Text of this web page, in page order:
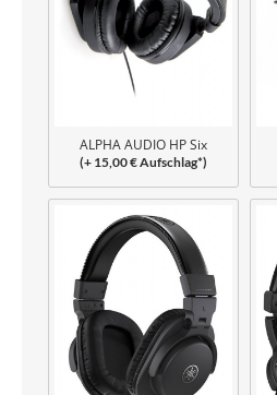
ALPHA AUDIO HP Six
Kopfhörer
(+ 15,00 € Aufschlag*)